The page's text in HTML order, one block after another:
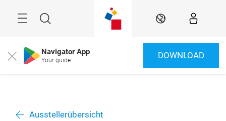
Suche DE
Close Navigator App
Your guide DOWNLOAD
Ausstellerübersicht